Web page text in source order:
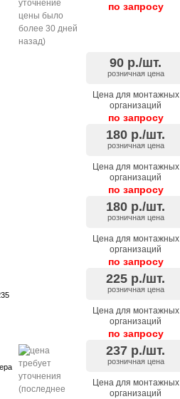
по запросу
90 р./шт.
розничная цена
Цена для монтажных
организаций
по запросу
180 р./шт.
розничная цена
Цена для монтажных
организаций
по запросу
180 р./шт.
розничная цена
Цена для монтажных
организаций
по запросу
225 р./шт.
розничная цена
Цена для монтажных
организаций
по запросу
237 р./шт.
розничная цена
Цена для монтажных
организаций